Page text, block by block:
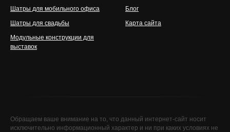
Шатры для мобильного офиса
Шатры для свадьбы
Модульные конструкции для
выставок
Блог
Карта сайта
Обращаем ваше внимание на то, что данный интернет-сайт носит
исключительно информационный характер и ни при каких условиях не